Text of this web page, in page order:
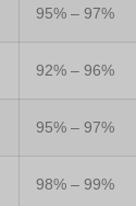
95% – 97%
92% – 96%
95% – 97%
98% – 99%